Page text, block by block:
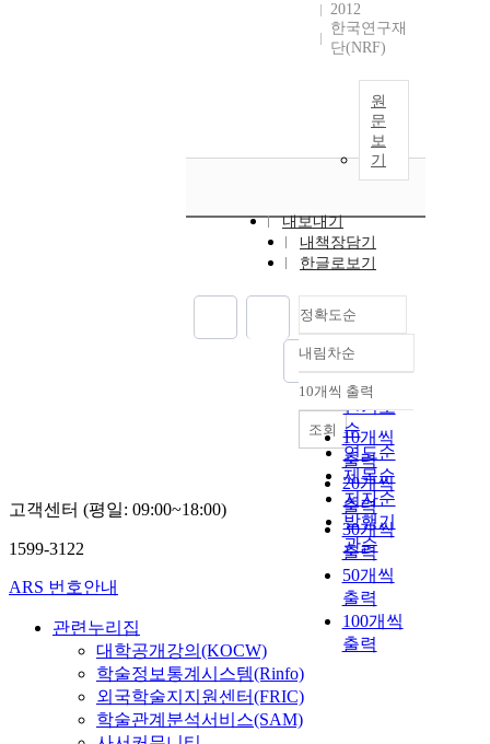
2012
한국연구재
단(NRF)
원
문
보
기
내보내기
내책장담기
한글로보기
정확도순
정확도
순
인기도
순
연도순
제목순
저자순
발행기
관순
내림차순
내림차순
10개씩 출력
10개씩
출력
20개씩
출력
30개씩
출력
50개씩
출력
100개씩
출력
조회
고객센터 (평일: 09:00~18:00)
1599-3122
ARS 번호안내
관련누리집
대학공개강의(KOCW)
학술정보통계시스템(Rinfo)
외국학술지지원센터(FRIC)
학술관계분석서비스(SAM)